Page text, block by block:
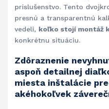
príslušenstvo. Tento
presnú a transparentnú
vedeli, koľko stojí montáž
konkrétnu situáciu.
Zdôraznenie
aspoň detailnej
miesta inštalácie
akéhokoľvek